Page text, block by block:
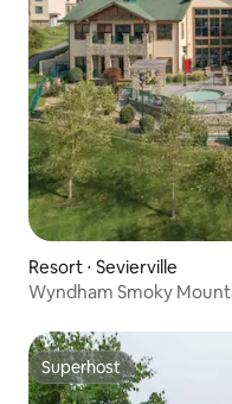
Resort ⋅ Sevierville
Wyndham Smoky
Superhost
Superhost